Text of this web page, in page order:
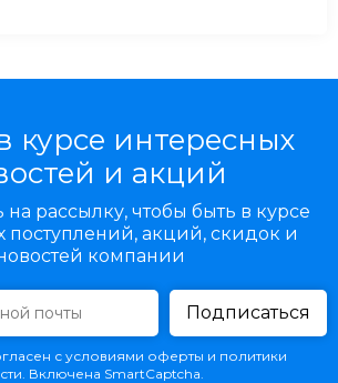
курсе интересных
и акций
рассылку, чтобы быть в курсе
поступлений, акций, скидок и
компании
Подписаться
с условиями оферты и политики
Включена SmartCaptcha.